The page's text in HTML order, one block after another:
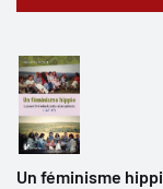
Un féminisme